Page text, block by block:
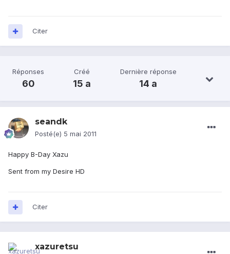
Citer
Réponses
60
Créé
15 a
Dernière réponse
14 a
seandk
Posté(e) 5 mai 2011
Happy B-Day Xazu
Sent from my Desire HD
Citer
xazuretsu